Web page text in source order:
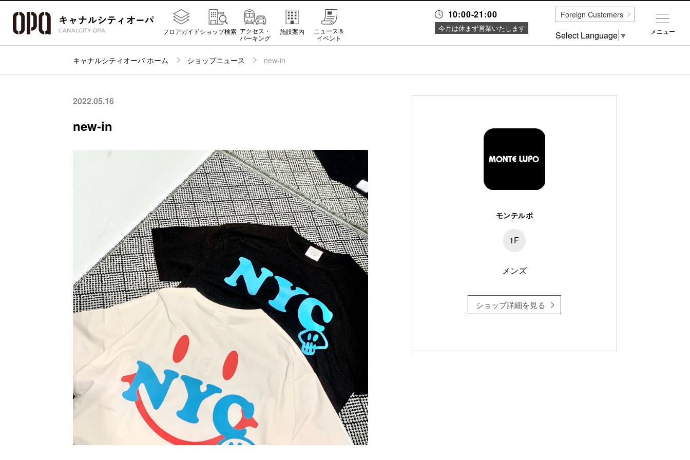
10:00-21:00
今月は休まず営業いたします
フロアガイドショップ検索 アクセス・
パーキング
施設案内
ニュース＆
イベント
キャナルシティオーパ ホーム ショップニュース new-in
2022.05.16
new-in
モンテルポ
1F
メンズ
ショップ詳細を見る
メニュー
Foreign Customers
Select Language ▼